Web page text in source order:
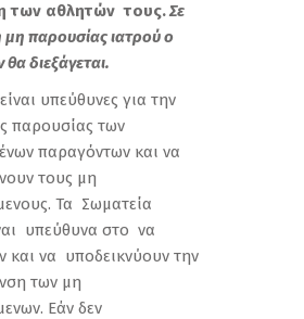
των αθλητών τους.Σε
παρουσίας ιατρού ο
διεξάγεται.
υπεύθυνες για την
παρουσίας των
παραγόντων και να
τους μη
Τα Σωματεία
υπεύθυνα στο να
και να υποδεικνύουν την
των μη
Εάν δεν